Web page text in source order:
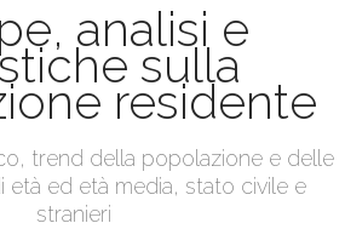
analisi e
sulla
residente
trend della popolazione e delle
età ed età media, stato civile e
stranieri